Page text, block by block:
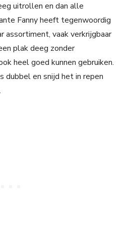
uitrollen en dan alle
Fanny heeft tegenwoordig
assortiment, vaak verkrijgbaar
plak deeg zonder
heel goed kunnen gebruiken.
dubbel en snijd het in repen